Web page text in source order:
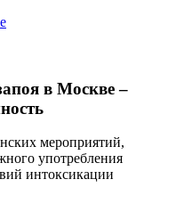
в Москве –
мероприятий,
употребления
интоксикации